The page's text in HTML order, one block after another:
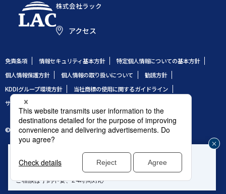
企業や組織のセキュリティ事故発生時はこちら
緊急対応窓口：サイバー救急センター ®
ご相談は予約不要、24時間対応
株式会社ラック
アクセス
免責条項 情報セキュリティ基本方針
特定個人情報についての基本方針
個人情報保護方針
個人情報の取り扱いについて
勧誘方針
KDDIグループ環境方針
当社商標の使用に関するガイドライン
サイトのご利用条件
© 1995 LAC Co., Ltd.